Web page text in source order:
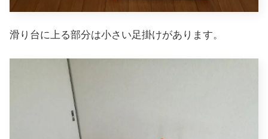
滑り台に上る部分は小さい足掛けがあります。